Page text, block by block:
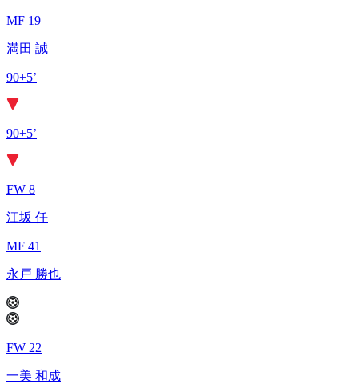
MF 19
満田 誠
90+5’
90+5’
FW 8
江坂 任
MF 41
永戸 勝也
FW 22
一美 和成